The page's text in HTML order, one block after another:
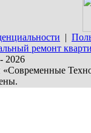
|
ремонт
2026